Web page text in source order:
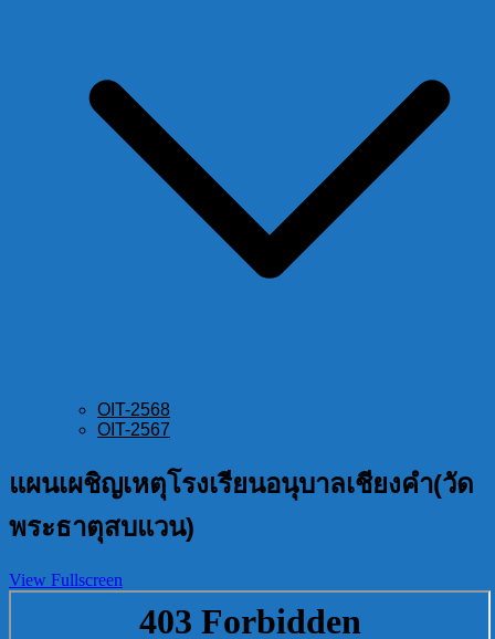
OIT-2568
OIT-2567
แผนเผชิญเหตุโรงเรียนอนุบาลเชียงคำ(วัด
พระธาตุสบแวน)
View Fullscreen
Skip